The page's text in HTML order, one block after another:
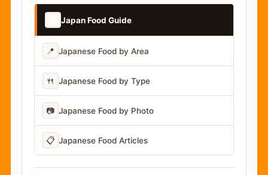
Japan Food Guide
📍 Japanese Food by Area
🍴 Japanese Food by Type
📷 Japanese Food by Photo
📋 Japanese Food Articles